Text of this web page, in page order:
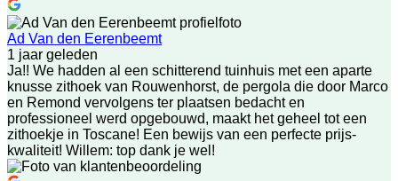
Ad Van den Eerenbeemt
1 jaar geleden
Ja!! We hadden al een schitterend tuinhuis met een aparte
knusse zithoek van Rouwenhorst, de pergola die door Marco
en Remond vervolgens ter plaatsen bedacht en
professioneel werd opgebouwd, maakt het geheel tot een
zithoekje in Toscane! Een bewijs van een perfecte prijs-
kwaliteit! Willem: top dank je wel!